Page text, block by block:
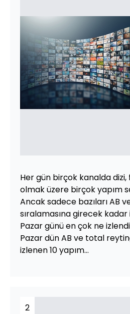
Her gün birçok kanalda
olmak üzere birçok yapım
Ancak sadece bazıları AB
sıralamasına girecek kadar
Pazar günü en çok ne
Pazar dün AB ve total
izlenen 10 yapım...
2